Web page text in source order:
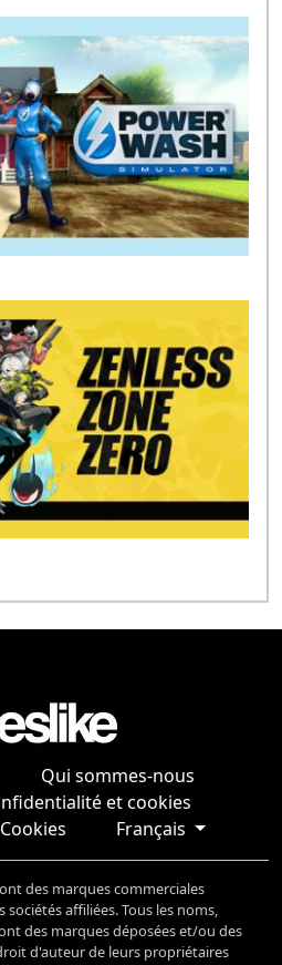
Qui sommes-nous
et cookies
Français
des marques commerciales
sociétés affiliées. Tous les noms,
des marques déposées et/ou des
d'auteur de leurs propriétaires